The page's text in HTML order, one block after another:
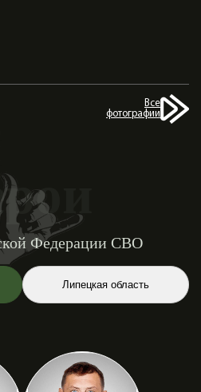
Все
фотографии
Федерации СВО
Липецкая область